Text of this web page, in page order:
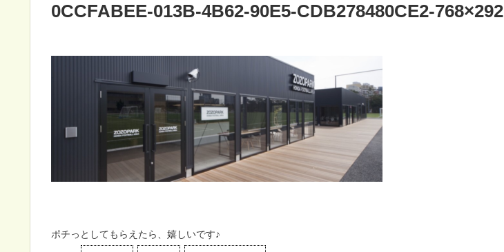
0CCFABEE-013B-4B62-90E5-CDB278480CE2-768×292
ポチっとしてもらえたら、嬉しいです♪